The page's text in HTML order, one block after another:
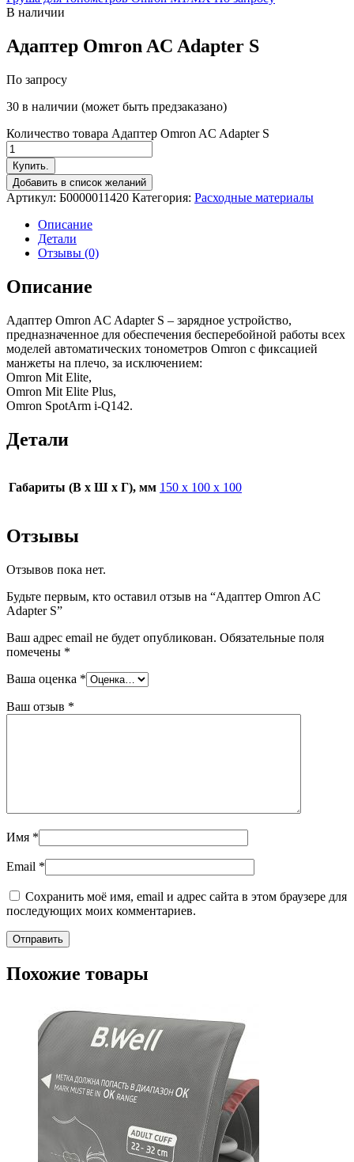
В наличии
Адаптер Omron AC Adapter S
По запросу
30 в наличии (может быть предзаказано)
Количество товара Адаптер Omron AC Adapter S
Купить.
Добавить в список желаний
Артикул: Б0000011420 Категория: Расходные материалы
Описание
Детали
Отзывы (0)
Описание
Адаптер Omron AC Adapter S – зарядное устройство,
предназначенное для обеспечения бесперебойной работы всех
моделей автоматических тонометров Omron с фиксацией
манжеты на плечо, за исключением:
Omron Mit Elite,
Omron Mit Elite Plus,
Omron SpotArm i-Q142.
Детали
Габариты (В х Ш х Г), мм 150 х 100 х 100
Отзывы
Отзывов пока нет.
Будьте первым, кто оставил отзыв на “Адаптер Omron AC
Adapter S”
Ваш адрес email не будет опубликован. Обязательные поля
помечены *
Ваша оценка *
Ваш отзыв *
Имя *
Email *
Сохранить моё имя, email и адрес сайта в этом браузере для
последующих моих комментариев.
Похожие товары